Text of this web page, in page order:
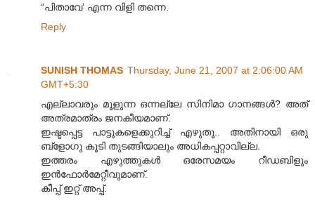
“പിതാവേ’ എന്ന വിളി തന്നെ.
Reply
SUNISH THOMAS Thursday, June 21, 2007 at 2:06:00 AM
GMT+5:30
എല്ലാവരും മൂളുന്ന ഒന്നല്ലേ സിനിമാ ഗാനങ്ങള്‍? അത്
അത്രമാത്രം ജനകീയമാണ്.
ഇഷ്ടപ്പെട്ട പാട്ടുകളെക്കുറിച്ച് എഴുതൂ.. അതിനായി ഒരു
ബ്ളോഗു കൂടി തുടങ്ങിയാലും അധികപ്പറ്റാവില്ല.
ഇത്തരം എഴുത്തുകള്‍ ഒരേസമയം റീഡബിളും
ഇന്‍ഫോര്‍മേറ്റീവുമാണ്.
കീപ്പ് ഇറ്റ് അപ്പ്.